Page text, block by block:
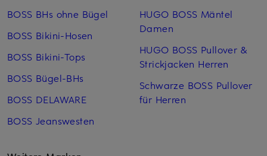
BOSS BHs ohne Bügel
BOSS Bikini-Hosen
BOSS Bikini-Tops
BOSS Bügel-BHs
BOSS DELAWARE
BOSS Jeanswesten
HUGO BOSS Mäntel
Damen
HUGO BOSS Pullover &
Strickjacken Herren
Schwarze BOSS Pullover
für Herren